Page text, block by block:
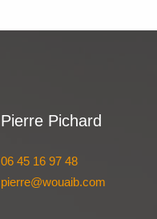
Pierre Pichard
06 45 16 97 48
pierre@wouaib.com